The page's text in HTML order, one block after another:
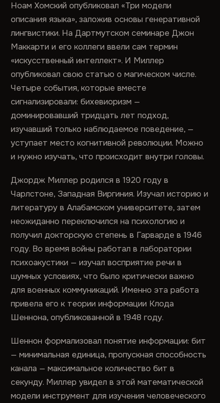
Ноам Хомский опубликовал «Три модели
описания языка», заложив основы генеративной
лингвистики. На Дартмутском семинаре Джон
Маккарти и его коллеги ввели сам термин
«искусственный интеллект». И Миллер
опубликовал свою статью о магическом числе.
Четыре события, которые вместе
сигнализировали: бихевиоризм —
доминировавший тридцать лет подход,
изучавший только наблюдаемое поведение, —
уступает место когнитивной революции. Можно
и нужно изучать, что происходит внутри головы.
Джордж Миллер родился в 1920 году в
Чарлстоне, Западная Виргиния. Изучал историю и
литературу в Алабамском университете, затем
неожиданно переключился на психологию и
получил докторскую степень в Гарварде в 1946
году. Во время войны работал в лаборатории
психоакустики — изучал восприятие речи в
шумных условиях, что было критически важно
для военных коммуникаций. Именно эта работа
привела его к теории информации Клода
Шеннона, опубликованной в 1948 году.
Шеннон формализовал понятие информации: бит
— минимальная единица, пропускная способность
канала — максимальное количество бит в
секунду. Миллер увидел в этой математической
модели инструмент для изучения человеческого